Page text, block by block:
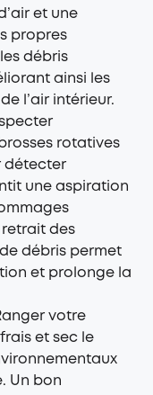
et une
propres
débris
ainsi les
l’air intérieur.
rotatives
détecter
une aspiration
des
débris permet
et prolonge la
votre
et sec le
Un bon